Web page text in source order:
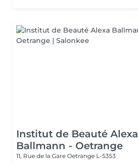
Institut de Beauté Alexa
Ballmann - Oetrange
11, Rue de la Gare Oetrange L-5353